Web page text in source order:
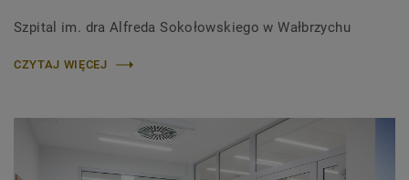
Szpital im. dra Alfreda Sokołowskiego w Wałbrzychu
CZYTAJ WIĘCEJ